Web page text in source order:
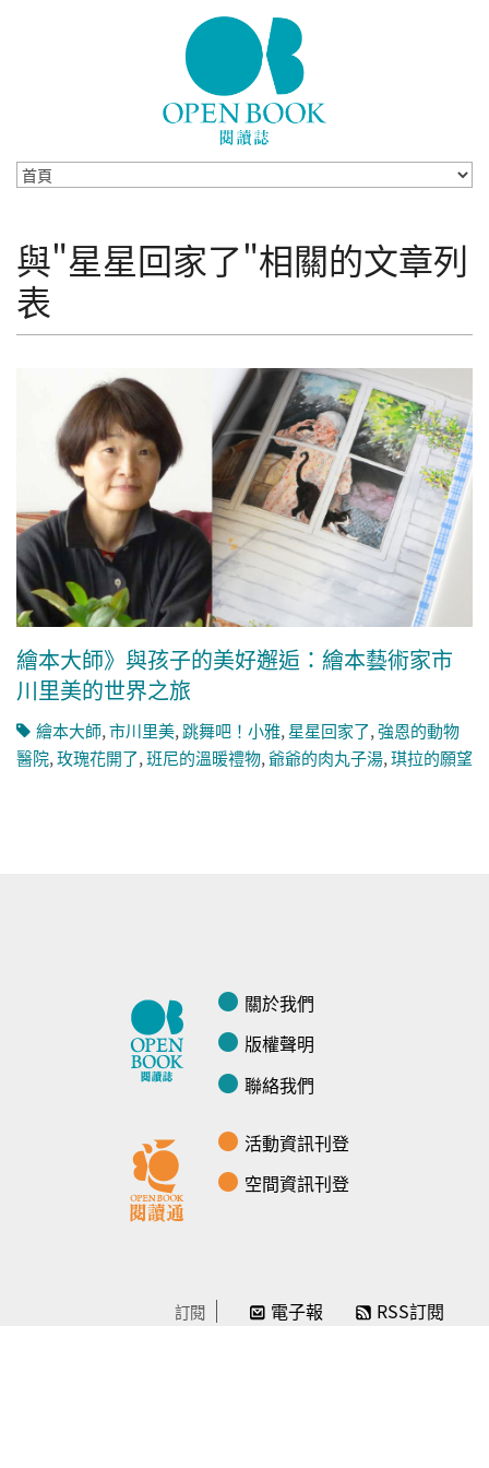
與"星星回家了"相關的文章列
表
繪本大師》與孩子的美好邂逅：繪本藝術家市
川里美的世界之旅
繪本大師,市川里美,跳舞吧！小雅,星星回家了,強恩的動物
醫院,玫瑰花開了,班尼的溫暖禮物,爺爺的肉丸子湯,琪拉的願望
關於我們
版權聲明
聯絡我們
活動資訊刊登
空間資訊刊登
訂閱 電子報 RSS訂閱